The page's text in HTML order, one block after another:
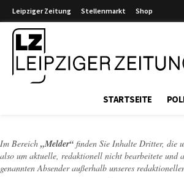
Leipziger Zeitung Stellenmarkt Shop
STARTSEITE
Im Bereich „Melder“ finden Sie Inhalte Dritter, die
also um aktuelle, redaktionell nicht bearbeitete und
genannten Absender außerhalb unseres